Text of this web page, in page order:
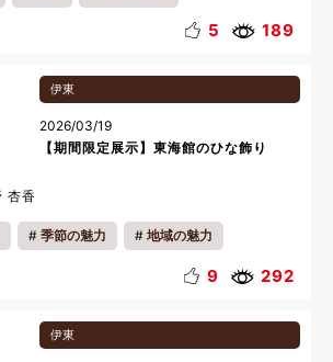
5 189
伊東
2026/03/19
【期間限定展示】東海館のひな飾り
杏香
季節の魅力 地域の魅力
ファミリー 春休み
9 292
伊東